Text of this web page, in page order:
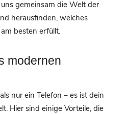
gemeinsam die Welt der
herausfinden, welches
besten erfüllt.
modernen
nur ein Telefon – es ist dein
Hier sind einige Vorteile, die